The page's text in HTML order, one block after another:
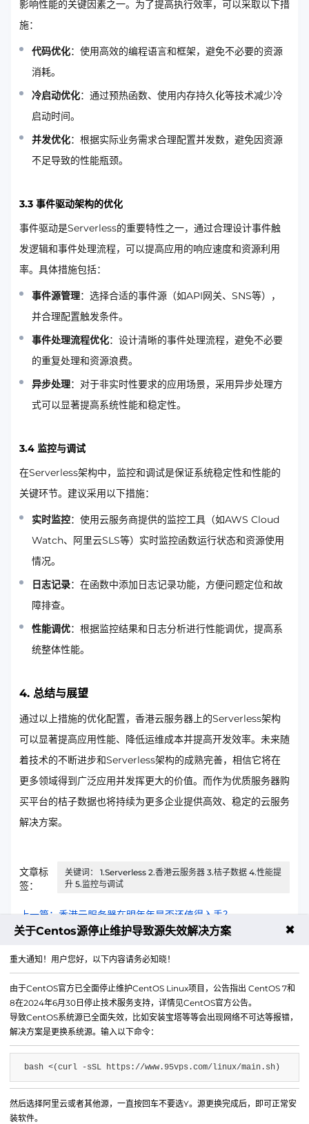
影响性能的关键因素之一。为了提高执行效率，可以采取以下措
施：
代码优化：使用高效的编程语言和框架，避免不必要的资源
消耗。
冷启动优化：通过预热函数、使用内存持久化等技术减少冷
启动时间。
并发优化：根据实际业务需求合理配置并发数，避免因资源
不足导致的性能瓶颈。
3.3 事件驱动架构的优化
事件驱动是Serverless的重要特性之一，通过合理设计事件触
发逻辑和事件处理流程，可以提高应用的响应速度和资源利用
率。具体措施包括：
事件源管理：选择合适的事件源（如API网关、SNS等），
并合理配置触发条件。
事件处理流程优化：设计清晰的事件处理流程，避免不必要
的重复处理和资源浪费。
异步处理：对于非实时性要求的应用场景，采用异步处理方
式可以显著提高系统性能和稳定性。
3.4 监控与调试
在Serverless架构中，监控和调试是保证系统稳定性和性能的
关键环节。建议采用以下措施：
实时监控：使用云服务商提供的监控工具（如AWS Cloud
Watch、阿里云SLS等）实时监控函数运行状态和资源使用
情况。
日志记录：在函数中添加日志记录功能，方便问题定位和故
障排查。
性能调优：根据监控结果和日志分析进行性能调优，提高系
统整体性能。
4. 总结与展望
通过以上措施的优化配置，香港云服务器上的Serverless架构
可以显著提高应用性能、降低运维成本并提高开发效率。未来随
着技术的不断进步和Serverless架构的成熟完善，相信它将在
更多领域得到广泛应用并发挥更大的价值。而作为优质服务器购
买平台的桔子数据也将持续为更多企业提供高效、稳定的云服务
解决方案。
文章标
签：
关键词： 1.Serverless 2.香港云服务器 3.桔子数据 4.性能提
升 5.监控与调试
上一篇：香港云服务器在明年年是否还值得入手？
微信公众号
关于Centos源停止维护导致源失效解决方案 ✖
重大通知！用户您好，以下内容请务必知晓！
由于CentOS官方已全面停止维护CentOS Linux项目，公告指出 CentOS 7和
8在2024年6月30日停止技术服务支持，详情见CentOS官方公告。
导致CentOS系统源已全面失效，比如安装宝塔等等会出现网络不可达等报错，
解决方案是更换系统源。输入以下命令：
bash <(curl -sSL https://www.95vps.com/linux/main.sh)
然后选择阿里云或者其他源，一直按回车不要选Y。源更换完成后，即可正常安
装软件。